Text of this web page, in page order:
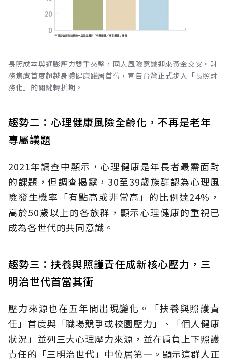
長照成本與通膨壓力雙重夾擊，國人風險意識迎來黃金交叉。財
務焦慮首度超越身體健康躍居首位，宣告台灣正式步入「長照財
務化」的關鍵轉折期。
趨勢二：心理健康風險全齡化，不再是老年
專屬議題
2021年調查中顯示，心理健康是年長者最需面對
的課題，但調查揭露，30至39歲族群認為心理風
險發生機率「有點高或非常高」的比例達24%，
高於50歲以上的各族群，顯示心理健康的重視已
成為各世代的共同意識。
趨勢三：扶養與照護責任成新核心壓力，三
明治世代首當其衝
壓力來源也在五年間出現變化。「扶養與照護責
任」首度與「職場競爭或校園壓力」、「個人健康
狀況」並列三大心理壓力來源，並在肩負上下照護
責任的「三明治世代」中位居第一。顯示這群人正